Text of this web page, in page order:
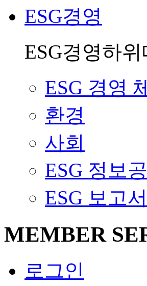
ESG경영
ESG경영하위
ESG 경영
환경
사회
ESG 정보
ESG 보고서
MEMBER
로그인